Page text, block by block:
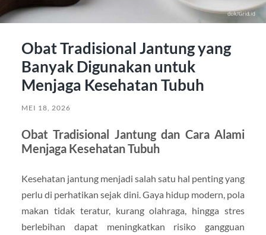
Obat Tradisional Jantung yang
Banyak Digunakan untuk
Menjaga Kesehatan Tubuh
MEI 18, 2026
Obat Tradisional Jantung dan Cara Alami
Menjaga Kesehatan Tubuh
Kesehatan jantung menjadi salah satu hal penting yang
perlu di perhatikan sejak dini. Gaya hidup modern, pola
makan tidak teratur, kurang olahraga, hingga stres
berlebihan dapat meningkatkan risiko gangguan